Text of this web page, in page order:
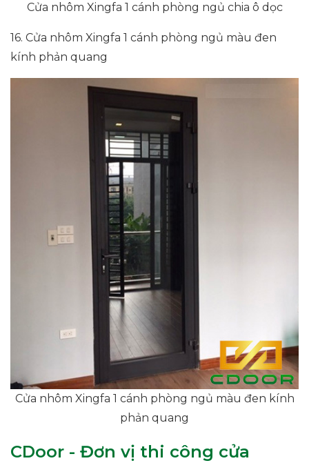
Cửa nhôm Xingfa 1 cánh phòng ngủ chia ô dọc
16. Cửa nhôm Xingfa 1 cánh phòng ngủ màu đen
kính phản quang
Cửa nhôm Xingfa 1 cánh phòng ngủ màu đen kính
phản quang
CDoor - Đơn vị thi công cửa